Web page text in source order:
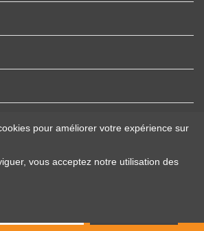
Nadaf.ma – Tous droits réservés.
marocaine dédiée au bricolage,
et outillage professionnel.
pour améliorer votre expérience sur
vous acceptez notre utilisation des